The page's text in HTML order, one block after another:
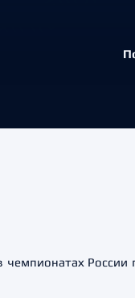
чемпионатах России